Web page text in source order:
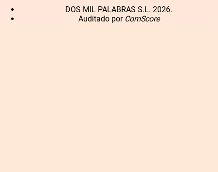
DOS MIL PALABRAS S.L. 2026.
Auditado por ComScore